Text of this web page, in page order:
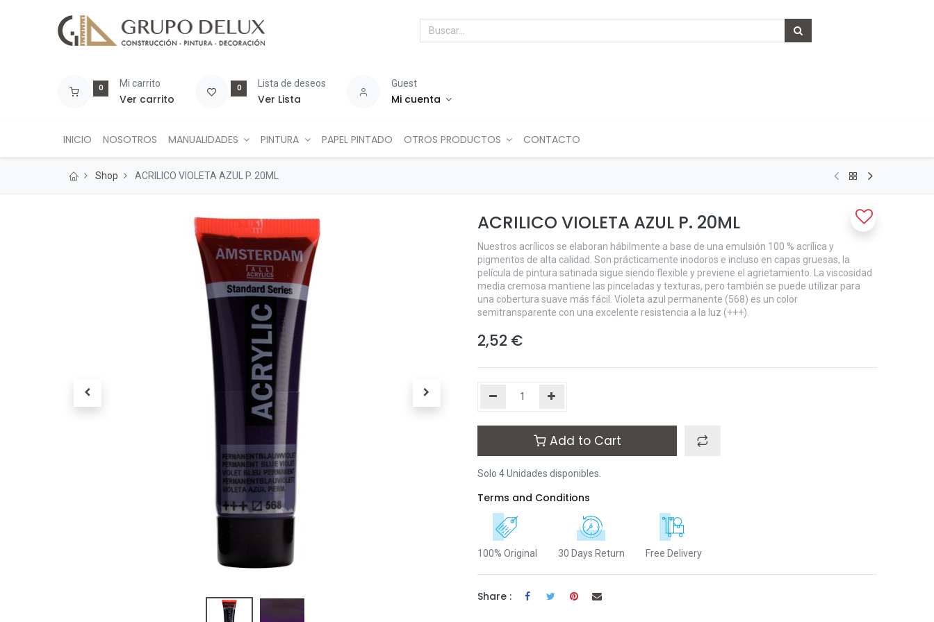
0 Mi carrito
Ver carrito
0 Lista de deseos
Ver Lista
Guest
Mi cuenta
INICIO NOSOTROS MANUALIDADES PINTURA PAPEL PINTADO OTROS PRODUCTOS CONTACTO
Shop ACRILICO VIOLETA AZUL P. 20ML
ACRILICO VIOLETA AZUL P. 20ML
Nuestros acrílicos se elaboran hábilmente a base de una emulsión 100 % acrílica y
pigmentos de alta calidad. Son prácticamente inodoros e incluso en capas gruesas, la
película de pintura satinada sigue siendo flexible y previene el agrietamiento. La viscosidad
media cremosa mantiene las pinceladas y texturas, pero también se puede utilizar para
una cobertura suave más fácil. Violeta azul permanente (568) es un color
semitransparente con una excelente resistencia a la luz (+++).
2,52 €
Add to Cart
Solo 4 Unidades disponibles.
Terms and Conditions
100% Original 30 Days Return Free Delivery
Share :